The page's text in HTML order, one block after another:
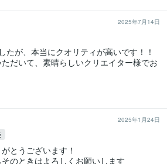
2025年7月14日
たが、本当にクオリティが高いです！！
だいて、素晴らしいクリエイター様でお
2025年1月24日
とうございます！
のときはよろしくお願いします